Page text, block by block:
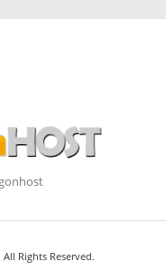
All Rights Reserved.